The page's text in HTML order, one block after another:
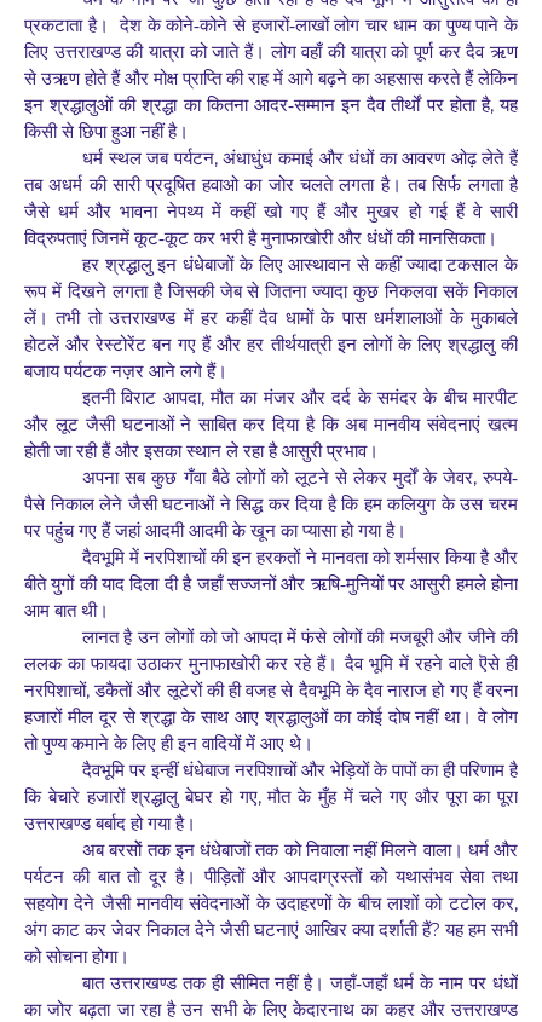
प्रकटाता है।
देश के कोने-कोने से हजारों-लाखों लोग चार धाम का पुण्य पाने के
लिए उत्तराखण्ड की यात्रा को जाते हैं। लोग वहाँ की यात्रा को पूर्ण कर दैव ऋण
से उऋण होते हैं और मोक्ष प्राप्ति की राह में आगे बढ़ने का अहसास करते हैं लेकिन
इन श्रद्धालुओं की श्रद्धा का कितना आदर-सम्मान इन दैव तीर्थों पर होता है,यह
किसी से छिपा हुआ नहीं है।
धर्म स्थल जब पर्यटन,अंधाधुंध कमाई और धंधों का आवरण ओढ़ लेते हैं
तब अधर्म की सारी प्रदूषित हवाओ का जोर चलते लगता है। तब सिर्फ लगता है
जैसे धर्म और भावना नेपथ्य में कहीं खो गए हैं और मुखर हो गई हैं वे सारी
विद्रुपताएं जिनमें कूट-कूट कर भरी है मुनाफाखोरी और धंधों की मानसिकता।
हर श्रद्धालु इन धंधेबाजों के लिए आस्थावान से कहीं ज्यादा टकसाल के
रूप में दिखने लगता है जिसकी जेब से जितना ज्यादा कुछ निकलवा सकें निकाल
लें। तभी तो उत्तराखण्ड में हर कहीं दैव धामों के पास धर्मशालाओं के मुकाबले
होटलें और रेस्टोरेंट बन गए हैं और हर तीर्थयात्री इन लोगों के लिए श्रद्धालु की
बजाय पर्यटक नज़र आने लगे हैं।
इतनी विराट आपदा,मौत का मंजर और दर्द के समंदर के बीच मारपीट
और लूट जैसी घटनाओं ने साबित कर दिया है कि अब मानवीय संवेदनाएं खत्म
होती जा रही हैं और इसका स्थान ले रहा है आसुरी प्रभाव।
अपना सब कुछ गँवा बैठे लोगों को लूटने से लेकर मुर्दों के जेवर,रुपये-
पैसे निकाल लेने जैसी घटनाओं ने सिद्ध कर दिया है कि हम कलियुग के उस चरम
पर पहुंच गए हैं जहां आदमी आदमी के खून का प्यासा हो गया है।
दैवभूमि में नरपिशाचों की इन हरकतों ने मानवता को शर्मसार किया है और
बीते युगों की याद दिला दी है जहाँ सज्जनों और ऋषि-मुनियों पर आसुरी हमले होना
आम बात थी।
लानत है उन लोगों को जो आपदा में फंसे लोगों की मजबूरी और जीने की
ललक का फायदा उठाकर मुनाफाखोरी कर रहे हैं। दैव भूमि में रहने वाले ऎसे ही
नरपिशाचों,डकैतों और लूटेरों की ही वजह से दैवभूमि के दैव नाराज हो गए हैं वरना
हजारों मील दूर से श्रद्धा के साथ आए श्रद्धालुओं का कोई दोष नहीं था। वे लोग
तो पुण्य कमाने के लिए ही इन वादियों में आए थे।
दैवभूमि पर इन्हीं धंधेबाज नरपिशाचों और भेड़ियों के पापों का ही परिणाम है
कि बेचारे हजारों श्रद्धालु बेघर हो गए,मौत के मुँह में चले गए और पूरा का पूरा
उत्तराखण्ड बर्बाद हो गया है।
अब बरसोें तक इन धंधेबाजों तक को निवाला नहीं मिलने वाला। धर्म और
पर्यटन की बात तो दूर है। पीड़ितों और आपदाग्रस्तों को यथासंभव सेवा तथा
सहयोग देने जैसी मानवीय संवेदनाओं के उदाहरणों के बीच लाशों को टटोल कर,
अंग काट कर जेवर निकाल देने जैसी घटनाएं आखिर क्या दर्शाती हैं?यह हम सभी
को सोचना होगा।
बात उत्तराखण्ड तक ही सीमित नहीं है। जहाँ-जहाँ धर्म के नाम पर धंधों
का जोर बढ़ता जा रहा है उन सभी के लिए केदारनाथ का कहर और उत्तराखण्ड